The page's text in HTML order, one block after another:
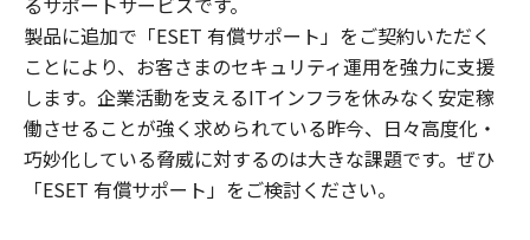
製品に追加で「ESET 有償サポート」をご契約いただく
ことにより、お客さまのセキュリティ運用を強力に支援
します。企業活動を支えるITインフラを休みなく安定稼
働させることが強く求められている昨今、日々高度化・
巧妙化している脅威に対するのは大きな課題です。ぜひ
「ESET 有償サポート」をご検討ください。